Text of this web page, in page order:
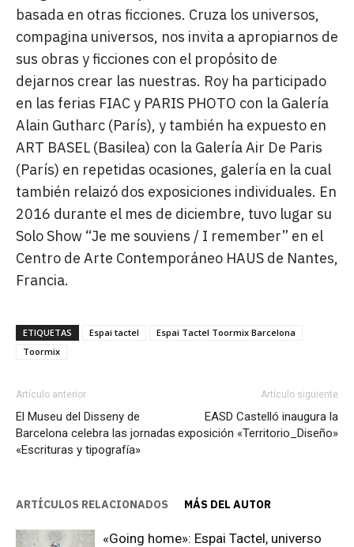
basada en otras ficciones. Cruza los universos,
compagina universos, nos invita a apropiarnos de
sus obras y ficciones con el propósito de
dejarnos crear las nuestras. Roy ha participado
en las ferias FIAC y PARIS PHOTO con la Galería
Alain Gutharc (París), y también ha expuesto en
ART BASEL (Basilea) con la Galería Air De Paris
(París) en repetidas ocasiones, galería en la cual
también relaizó dos exposiciones individuales. En
2016 durante el mes de diciembre, tuvo lugar su
Solo Show “Je me souviens / I remember” en el
Centro de Arte Contemporáneo HAUS de Nantes,
Francia.
ETIQUETAS Espai tactel
Espai Tactel Toormix Barcelona
Toormix
Artículo anterior
El Museu del Disseny de
Barcelona celebra las jornadas
«Escrituras y tipografía»
Artículo siguiente
EASD Castelló inaugura la
exposición «Territorio_Diseño»
ARTÍCULOS RELACIONADOS MÁS DEL AUTOR
«Going home»: Espai Tactel, universo